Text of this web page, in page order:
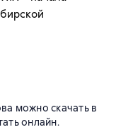
можно скачать в
онлайн.